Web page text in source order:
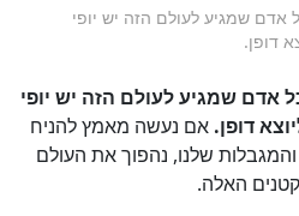
אדם שמגיע לעולם הזה יש יופי
דופן.
אדם שמגיע לעולם הזה יש יופי
דופן. אם נעשה מאמץ להניח
שלנו, נהפוך את העולם
האלה.